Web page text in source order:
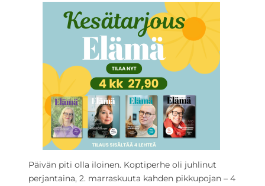
Päivän piti olla iloinen. Koptiperhe oli juhlinut
perjantaina, 2. marraskuuta kahden pikkupojan – 4